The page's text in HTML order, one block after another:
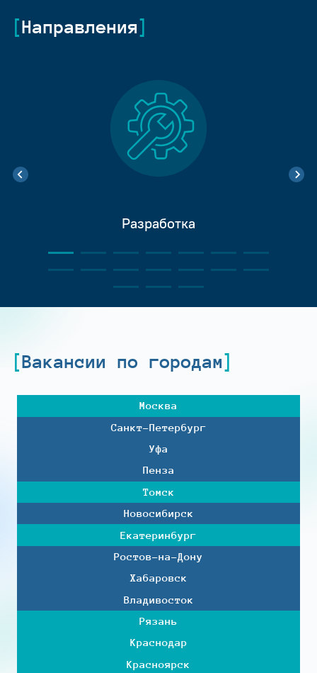
Направления
Разработка
Вакансии по городам
Москва
Санкт-Петербург
Уфа
Пенза
Томск
Новосибирск
Екатеринбург
Ростов-на-Дону
Хабаровск
Владивосток
Рязань
Краснодар
Красноярск